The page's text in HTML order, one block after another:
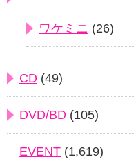
ワケミニ (26)
CD (49)
DVD/BD (105)
EVENT (1,619)